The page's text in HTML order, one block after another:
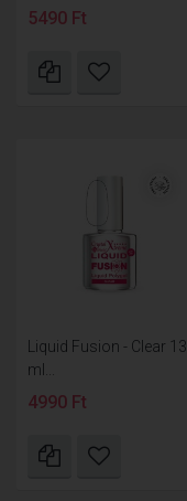
5490 Ft
Liquid Fusion - Clear 13
ml...
4990 Ft